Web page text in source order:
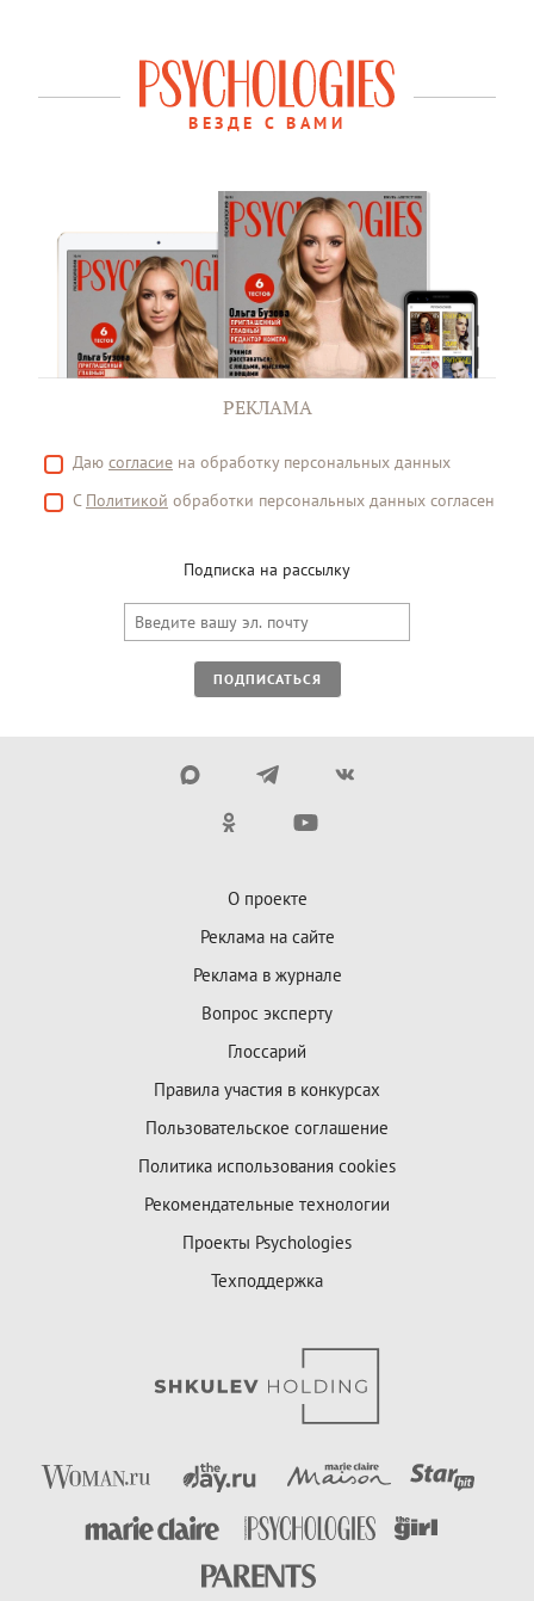
ВЕЗДЕ С ВАМИ
РЕКЛАМА
Даю согласие на обработку персональных данных
С Политикой обработки персональных данных согласен
Подписка на рассылку
ПОДПИСАТЬСЯ
О проекте
Реклама на сайте
Реклама в журнале
Вопрос эксперту
Глоссарий
Правила участия в конкурсах
Пользовательское соглашение
Политика использования cookies
Рекомендательные технологии
Проекты Psychologies
Техподдержка